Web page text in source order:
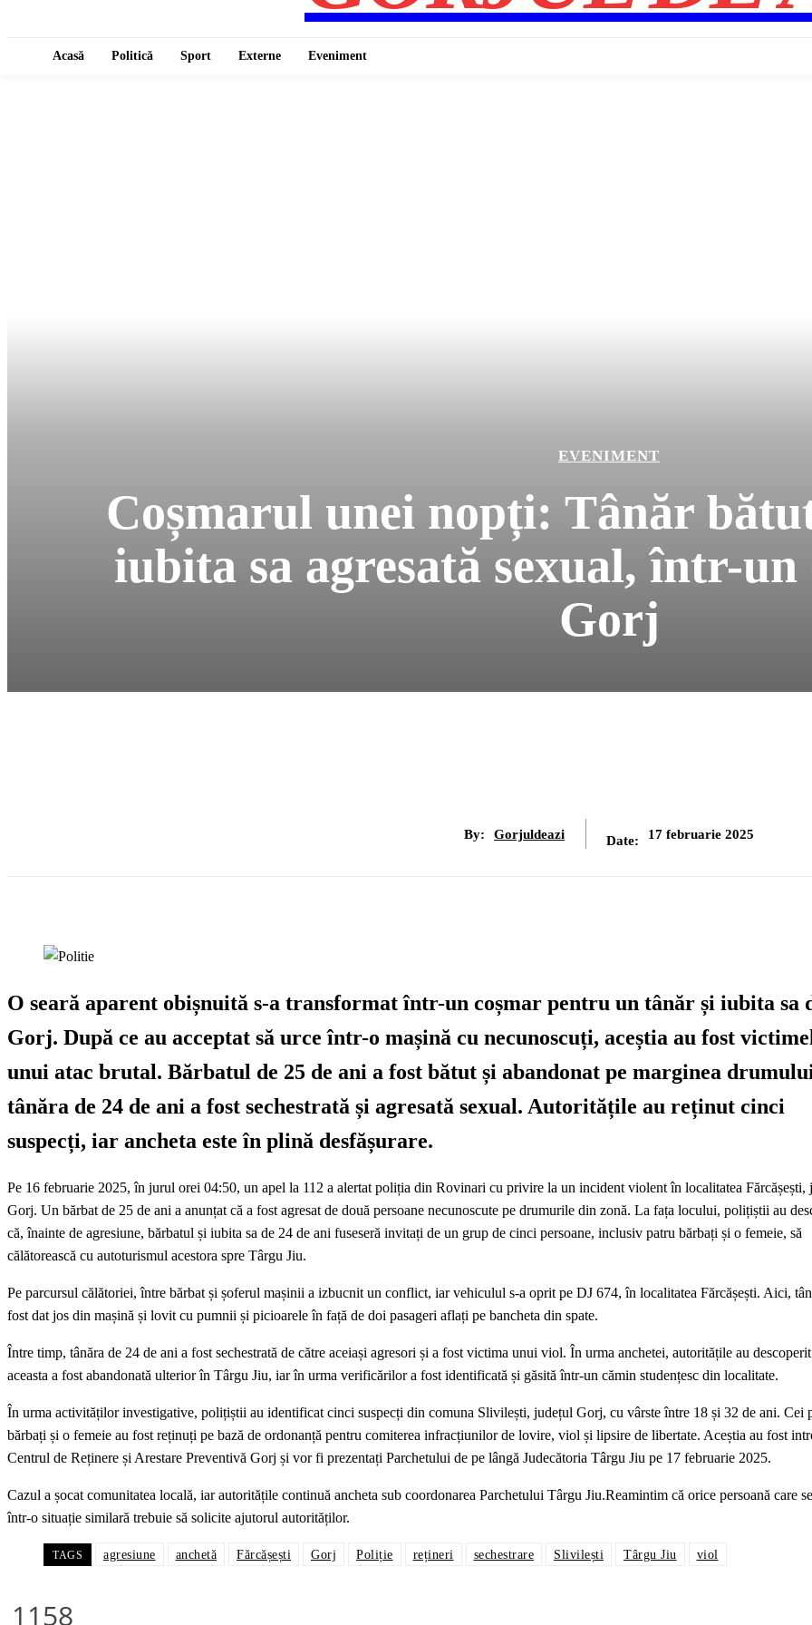
Acasă Politică Sport Externe Eveniment
EVENIMENT
Coșmarul unei nopți: Tânăr
iubita sa agresată sexual, într-un
Gorj
By: Gorjuldeazi Date: 17 februarie 2025
O seară aparent obișnuită s-a transformat într-un coșmar pentru un tânăr și iubita sa
Gorj. După ce au acceptat să urce într-o mașină cu necunoscuți, aceștia au fost
unui atac brutal. Bărbatul de 25 de ani a fost bătut și abandonat pe marginea
tânăra de 24 de ani a fost sechestrată și agresată sexual. Autoritățile au reținut cinci
suspecți, iar ancheta este în plină desfășurare.
Pe 16 februarie 2025, în jurul orei 04:50, un apel la 112 a alertat poliția din Rovinari cu privire la un incident violent în localitatea Fărcășești,
Gorj. Un bărbat de 25 de ani a anunțat că a fost agresat de două persoane necunoscute pe drumurile din zonă. La fața locului, polițiștii au
că, înainte de agresiune, bărbatul și iubita sa de 24 de ani fuseseră invitați de un grup de cinci persoane, inclusiv patru bărbați și o femeie, să
călătorească cu autoturismul acestora spre Târgu Jiu.
Pe parcursul călătoriei, între bărbat și șoferul mașinii a izbucnit un conflict, iar vehiculul s-a oprit pe DJ 674, în localitatea Fărcășești. Aici,
fost dat jos din mașină și lovit cu pumnii și picioarele în față de doi pasageri aflați pe bancheta din spate.
Între timp, tânăra de 24 de ani a fost sechestrată de către aceiași agresori și a fost victima unui viol. În urma anchetei, autoritățile au
aceasta a fost abandonată ulterior în Târgu Jiu, iar în urma verificărilor a fost identificată și găsită într-un cămin studențesc din localitate.
În urma activităților investigative, polițiștii au identificat cinci suspecți din comuna Slivilești, județul Gorj, cu vârste între 18 și 32 de ani. Cei
bărbați și o femeie au fost reținuți pe bază de ordonanță pentru comiterea infracțiunilor de lovire, viol și lipsire de libertate. Aceștia au fost
Centrul de Reținere și Arestare Preventivă Gorj și vor fi prezentați Parchetului de pe lângă Judecătoria Târgu Jiu pe 17 februarie 2025.
Cazul a șocat comunitatea locală, iar autoritățile continuă ancheta sub coordonarea Parchetului Târgu Jiu.Reamintim că orice persoană care
într-o situație similară trebuie să solicite ajutorul autorităților.
TAGS agresiune anchetă Fărcășești Gorj Poliție rețineri sechestrare Slivilești Târgu Jiu viol
1158